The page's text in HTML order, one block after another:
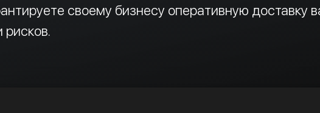
своему бизнесу оперативную доставку
рисков.